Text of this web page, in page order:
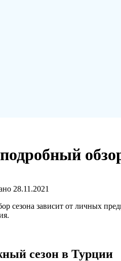
28.11.2021
зависит от личных
сезон в Турции